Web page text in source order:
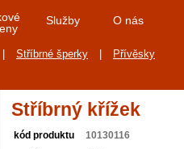
Služby O nás
Stříbrné šperky Přívěsky
Stříbrný křížek
kód produktu 10130116